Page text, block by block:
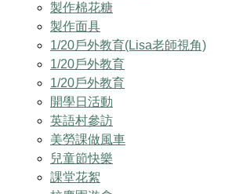
製作棉花糖
製作面具
1/20戶外教育(Lisa老師視角)
1/20戶外教育
1/20戶外教育
開學日活動
英語村參訪
美勞課做風車
兒童節快樂
課堂花絮